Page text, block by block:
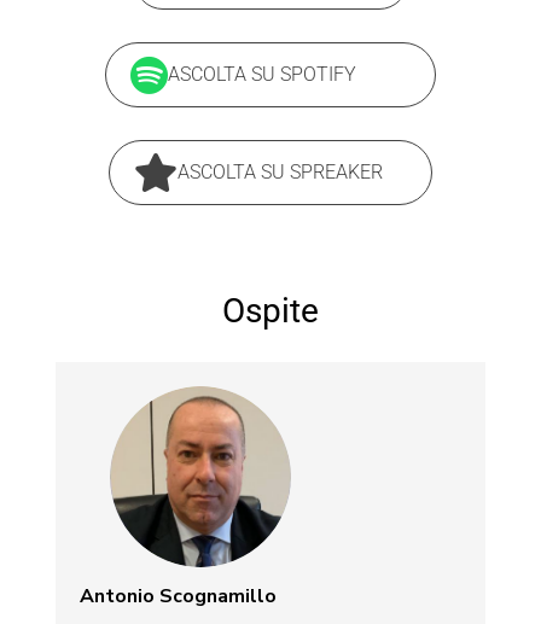
ASCOLTA SU SPOTIFY
ASCOLTA SU SPREAKER
Ospite
Antonio Scognamillo